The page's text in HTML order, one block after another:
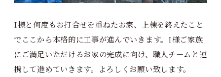
I様と何度もお打合せを重ねたお家、上棟を終えたこと
でここから本格的に工事が進んでいきます。I様ご家族
にご満足いただけるお家の完成に向け、職人チームと連
携して進めていきます。よろしくお願い致します。